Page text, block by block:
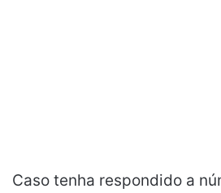
Caso tenha respondido a